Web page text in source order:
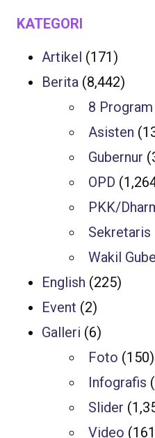
KATEGORI
Artikel (171)
Berita (8,442)
8 Program
Asisten
Gubernur
OPD
PKK/
Sekretaris
Wakil
English (225)
Event (2)
Galleri (6)
Foto (150)
Infografis
Slider
Video